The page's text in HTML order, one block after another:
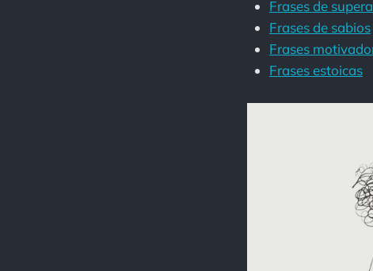
Frases de
Frases de sabios
Frases
Frases estoicas